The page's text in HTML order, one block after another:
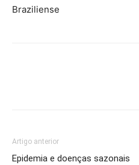
Braziliense
Artigo anterior
Epidemia e doenças sazonais